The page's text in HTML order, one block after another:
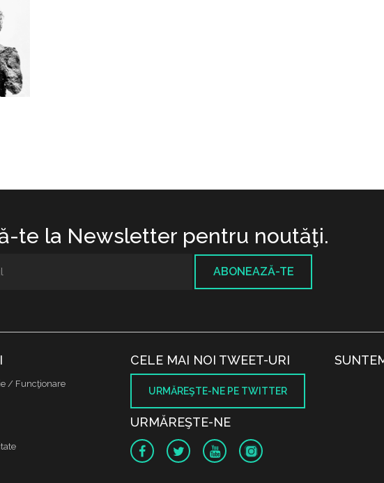
te la Newsletter pentru noutăţi.
ABONEAZĂ-TE
/ Funcţionare
CELE MAI NOI TWEET-URI
URMĂREŞTE-NE PE TWITTER
URMĂREŞTE-NE